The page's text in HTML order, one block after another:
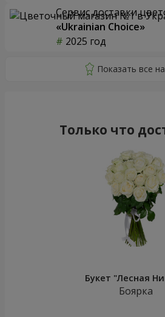
Сервис доставки
«Ukrainian Choice»
2025 год
Только что
Букет "Лесная
Боярка